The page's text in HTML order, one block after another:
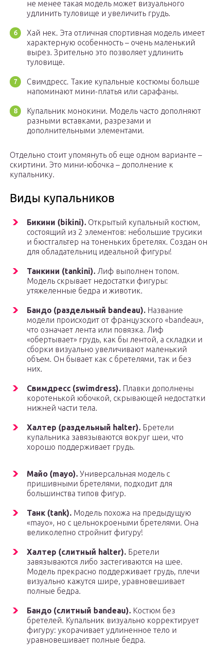
не менее такая модель может визуального
удлинить туловище и увеличить грудь.
Хай нек. Эта отличная спортивная модель имеет
характерную особенность – очень маленький
вырез. Зрительно это позволяет удлинить
туловище.
Свимдресс. Такие купальные костюмы больше
напоминают мини-платья или сарафаны.
Купальник монокини. Модель часто дополняют
разными вставками, разрезами и
дополнительными элементами.
Отдельно стоит упомянуть об еще одном варианте –
скиртини. Это мини-юбочка – дополнение к
купальнику.
Виды купальников
Бикини (bikini). Открытый купальный костюм,
состоящий из 2 элементов: небольшие трусики
и бюстгальтер на тоненьких бретелях. Создан он
для обладательниц идеальной фигуры!
Танкини (tankini). Лиф выполнен топом.
Модель скрывает недостатки фигуры:
утяжеленные бедра и животик.
Бандо (раздельный bandeau). Название
модели происходит от французского «bandeau»,
что означает лента или повязка. Лиф
«обертывает» грудь, как бы лентой, а складки и
сборки визуально увеличивают маленький
объем. Он бывает как с бретелями, так и без
них.
Свимдресс (swimdress). Плавки дополнены
коротенькой юбочкой, скрывающей недостатки
нижней части тела.
Халтер (раздельный halter). Бретели
купальника завязываются вокруг шеи, что
хорошо поддерживает грудь.
Майо (mayo). Универсальная модель с
пришивными бретелями, подходит для
большинства типов фигур.
Танк (tank). Модель похожа на предыдущую
«mayo», но с цельнокроеными бретелями. Она
великолепно стройнит фигуру!
Халтер (слитный halter). Бретели
завязываются либо застегиваются на шее.
Модель прекрасно поддерживает грудь, плечи
визуально кажутся шире, уравновешивает
полные бедра.
Бандо (слитный bandeau). Костюм без
бретелей. Купальник визуально корректирует
фигуру: укорачивает удлиненное тело и
уравновешивает полные бедра.